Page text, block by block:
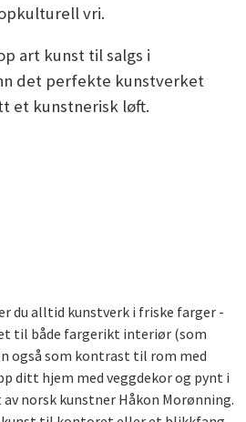
vri.
art kunst til salgs i
det perfekte kunstverket
et kunstnerisk løft.
du alltid kunstverk i friske farger -
til både fargerikt interiør (som
også som kontrast til rom med
ditt hjem med veggdekor og pynt i
norsk kunstner Håkon Morønning.